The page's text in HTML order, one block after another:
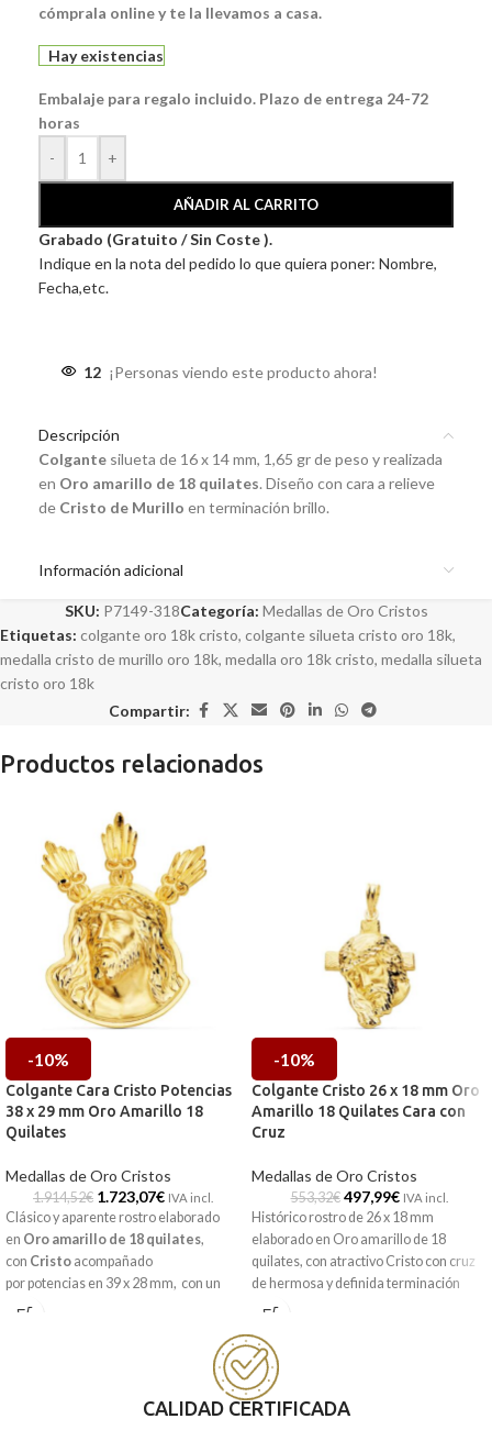
cómprala online y te la llevamos a casa.
Hay existencias
Embalaje para regalo incluido. Plazo de entrega 24-72
horas
-
+
AÑADIR AL CARRITO
Grabado (Gratuito / Sin Coste ).
Indique en la nota del pedido lo que quiera poner: Nombre,
Fecha,etc.
12 ¡Personas viendo este producto ahora!
Descripción
Colgante silueta de 16 x 14 mm, 1,65 gr de peso y realizada
en Oro amarillo de 18 quilates. Diseño con cara a relieve
de Cristo de Murillo en terminación brillo.
Información adicional
SKU: P7149-318Categoría: Medallas de Oro Cristos
Etiquetas: colgante oro 18k cristo, colgante silueta cristo oro 18k,
medalla cristo de murillo oro 18k, medalla oro 18k cristo, medalla silueta
cristo oro 18k
Compartir:
Productos relacionados
-10%
Colgante Cara Cristo Potencias
38 x 29 mm Oro Amarillo 18
Quilates
Medallas de Oro Cristos
1.914,52€ 1.723,07€ IVA incl.
Clásico y aparente rostro elaborado
en Oro amarillo de 18 quilates,
con Cristo acompañado
por potencias en 39 x 28 mm, con un
realista tallado además de una
Encuéntrala en nuestras joyerías de
Málaga y Melilla, o cómprala online
-10%
Colgante Cristo 26 x 18 mm Oro
Amarillo 18 Quilates Cara con
Cruz
Medallas de Oro Cristos
553,32€ 497,99€ IVA incl.
Histórico rostro de 26 x 18 mm
elaborado en Oro amarillo de 18
quilates, con atractivo Cristo con cruz
de hermosa y definida terminación
brillo.
Puedes encontrarlo en nuestras
tiendas de Málaga y Melilla, o si lo
prefieres, encargándola online te la
enviamos a casa.
CALIDAD CERTIFICADA